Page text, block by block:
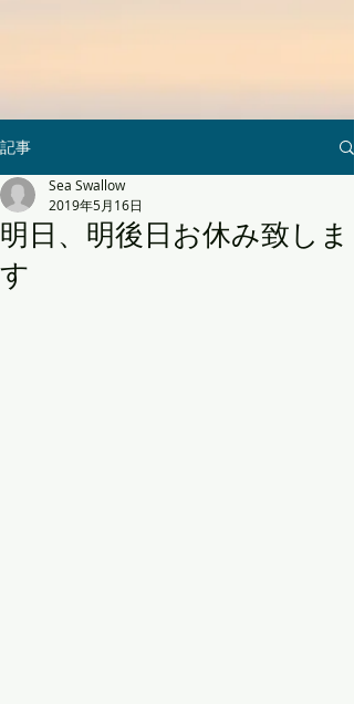
記事
明日、明後日お休み致しま
す
Sea Swallow
2019年5月16日